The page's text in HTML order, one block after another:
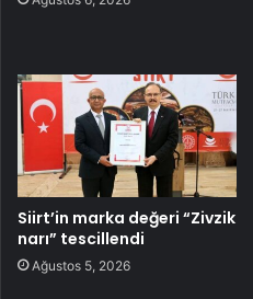
Siirt’in marka değeri “Zivzik
narı” tescillendi
Ağustos 5, 2026